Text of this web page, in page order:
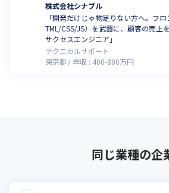
株式会社シナブル
「開発だけじゃ物足りない方へ。フ
TML/CSS/JS）を武器に、顧客の売上
サクセスエンジニア」
テクニカルサポート
東京都
年収 : 400-800万円
同じ業種の企